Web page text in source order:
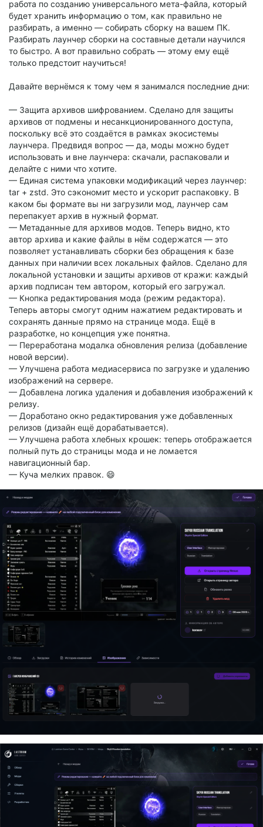
работа по созданию универсального мета-файла, который
будет хранить информацию о том, как правильно не
разбирать, а именно — собирать сборку на вашем ПК.
Разбирать лаунчер сборки на составные детали научился
то быстро. А вот правильно собрать — этому ему ещё
только предстоит научиться!
Давайте вернёмся к тому чем я занимался последние дни:
— Защита архивов шифрованием. Сделано для защиты
архивов от подмены и несанкционированного доступа,
поскольку всё это создаётся в рамках экосистемы
лаунчера. Предвидя вопрос — да, моды можно будет
использовать и вне лаунчера: скачали, распаковали и
делайте с ними что хотите.
— Единая система упаковки модификаций через лаунчер:
tar + zstd. Это сэкономит место и ускорит распаковку. В
каком бы формате вы ни загрузили мод, лаунчер сам
перепакует архив в нужный формат.
— Метаданные для архивов модов. Теперь видно, кто
автор архива и какие файлы в нём содержатся — это
позволяет устанавливать сборки без обращения к базе
данных при наличии всех локальных файлов. Сделано для
локальной установки и защиты архивов от кражи: каждый
архив подписан тем автором, который его загружал.
— Кнопка редактирования мода (режим редактора).
Теперь авторы смогут одним нажатием редактировать и
сохранять данные прямо на странице мода. Ещё в
разработке, но концепция уже понятна.
— Переработана модалка обновления релиза (добавление
новой версии).
— Улучшена работа медиасервиса по загрузке и удалению
изображений на сервере.
— Добавлена логика удаления и добавления изображений к
релизу.
— Доработано окно редактирования уже добавленных
релизов (дизайн ещё дорабатывается).
— Улучшена работа хлебных крошек: теперь отображается
полный путь до страницы мода и не ломается
навигационный бар.
— Куча мелких правок. 😄